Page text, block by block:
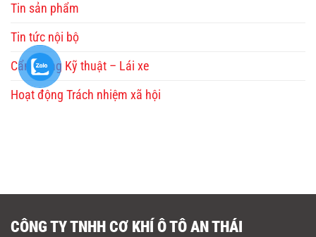
Tin sản phẩm
Tin tức nội bộ
Cẩm nang Kỹ thuật – Lái xe
Hoạt động Trách nhiệm xã hội
CÔNG TY TNHH CƠ KHÍ Ô TÔ AN THÁI